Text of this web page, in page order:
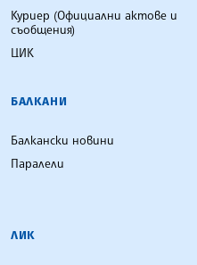
Куриер (Официални актове и
съобщения)
ЦИК
БАЛКАНИ
Балкански новини
Паралели
ЛИК